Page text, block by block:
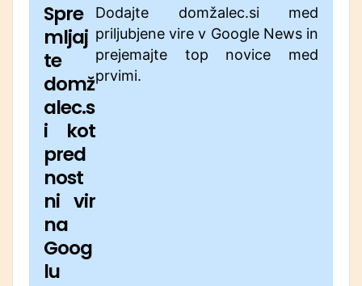
Spre
mljaj
te
domž
alec.s
i kot
pred
nost
ni vir
na
Goog
lu
Dodajte domžalec.si med
priljubjene vire v Google News in
prejemajte top novice med
prvimi.